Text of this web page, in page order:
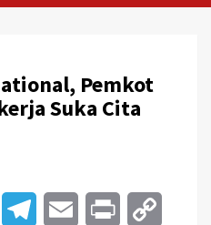
Pemkot
Suka Cita
WhatsAppTelegramEmail Print